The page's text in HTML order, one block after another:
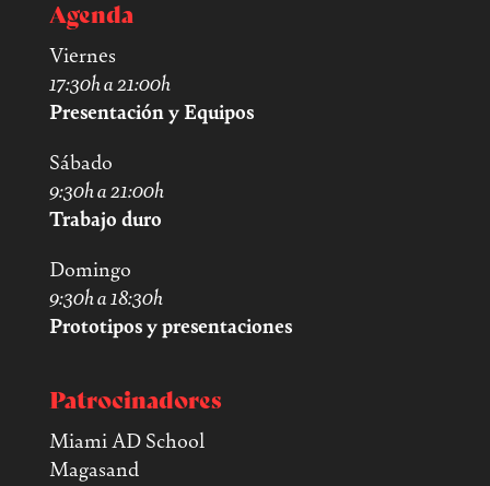
Agenda
Viernes
17:30h a 21:00h
Presentación y Equipos
Sábado
9:30h a 21:00h
Trabajo duro
Domingo
9:30h a 18:30h
Prototipos y presentaciones
Patrocinadores
Miami AD School
Magasand